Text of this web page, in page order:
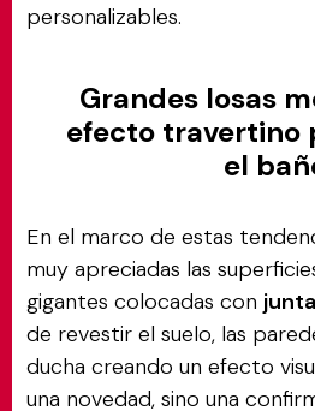
personalizables.
Grandes losas
efecto travertino
el
En el marco de estas
muy apreciadas las
gigantes colocadas con
de revestir el suelo, las
ducha creando un efecto
una novedad, sino una